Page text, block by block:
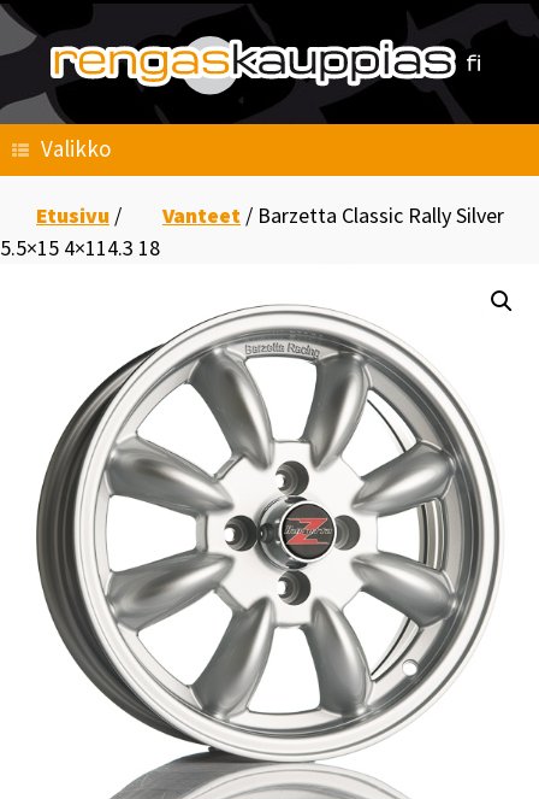
Skip
content
Valikko
Etusivu / Vanteet / Barzetta Classic Rally Silver
5.5×15 4×114.3 18